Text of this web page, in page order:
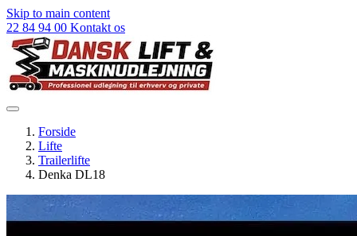
Skip to main content
22 84 94 00 Kontakt os
Forside
Lifte
Trailerlifte
Denka DL18